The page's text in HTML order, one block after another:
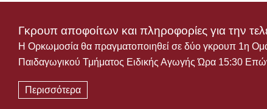
Γκρουπ αποφοίτων και πληροφορίες για την
Η Ορκωμοσία θα πραγματοποιηθεί σε δύο γκρουπ 1η
Παιδαγωγικού Τμήματος Ειδικής Αγωγής Ώρα 15:30
Περισσότερα